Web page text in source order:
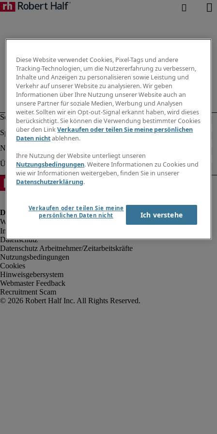
Impressum
Datenschutz
Datenschutz Arbeitnehmer/Zeitarbeitskräfte
Nutzungsbedingungen
Cookies
Hinweisgebersystem
Webmaster Feedback
Recruitment Scam
Diese Website verwendet Cookies, Pixel-Tags und andere
Tracking-Technologien, um die Nutzererfahrung zu verbessern,
Inhalte und Anzeigen zu personalisieren sowie Leistung und
Verkehr auf unserer Website zu analysieren. Wir geben
Informationen über Ihre Nutzung unserer Website auch an
unsere Partner für soziale Medien, Werbung und Analysen
weiter. Sollten wir ein Opt-out-Signal erkannt haben, wird dieses
berücksichtigt. Sie können die Verwendung bestimmter Cookies
über den LinkVerkaufen oder teilen Sie meine persönlichen
Daten nichtablehnen.
Ihre Nutzung der Website unterliegt unseren
Nutzungsbedingungen. Weitere Informationen zu Cookies und
wie wir Informationen weitergeben, finden Sie in unserer
Datenschutzerklärung.
Verkaufen oder teilen Sie meine
persönlichen Daten nicht
Ich verstehe